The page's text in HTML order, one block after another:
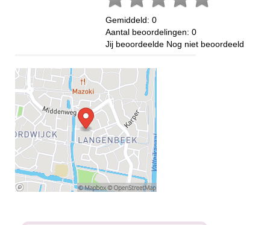
Gemiddeld: 0
Aantal beoordelingen: 0
Jij beoordeelde Nog niet beoordeeld